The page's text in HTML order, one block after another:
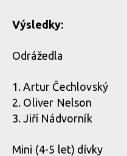
Kojenduro - horská cyklistika
Kojenduro - horská cyklistika
očekávání!
Výsledky:
Odrážedla
1. Artur Čechlovský
2. Oliver Nelson
3. Jiří Nádvorník
Mini (4-5 let) dívky